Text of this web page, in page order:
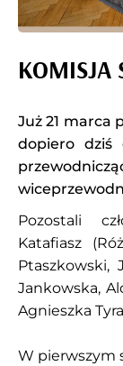
KOMISJA
Już 21 marca
dopiero dziś
Pozostali
Katafiasz
Ptaszkowski,
Jankowska,
Agnieszka
W pierwszym